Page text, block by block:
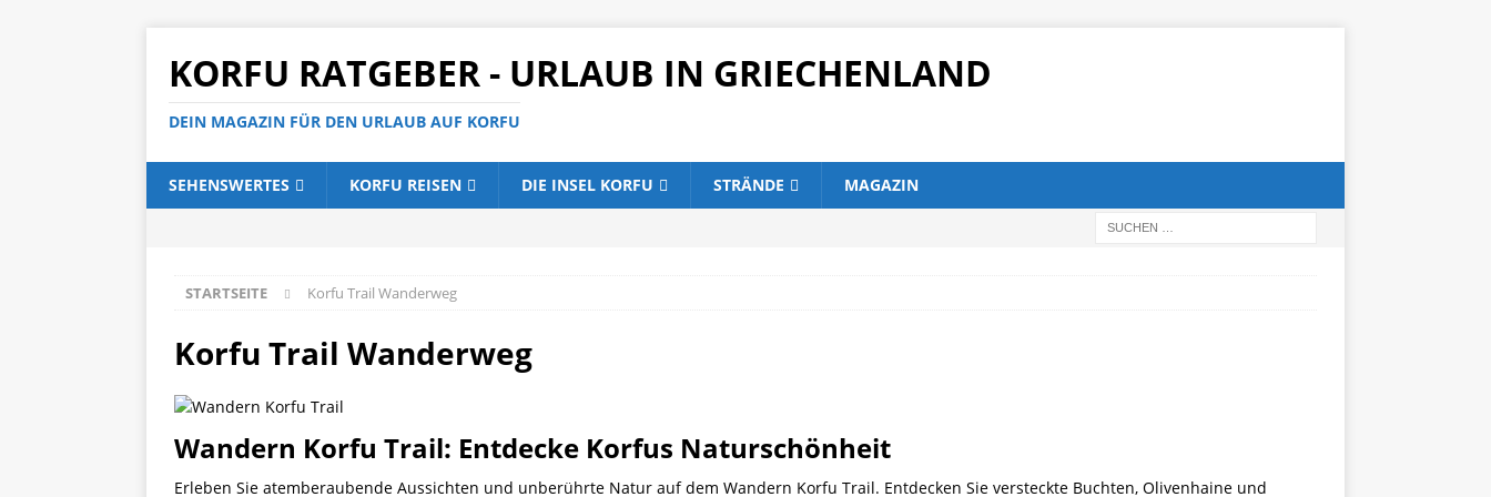
KORFU RATGEBER - URLAUB IN GRIECHENLAND
DEIN MAGAZIN FÜR DEN URLAUB AUF KORFU
SEHENSWERTES KORFU REISEN DIE INSEL KORFU STRÄNDE MAGAZIN
STARTSEITE Korfu Trail Wanderweg
Korfu Trail Wanderweg
Wandern Korfu Trail: Entdecke Korfus Naturschönheit
Erleben Sie atemberaubende Aussichten und unberührte Natur auf dem Wandern Korfu Trail. Entdecken Sie versteckte Buchten, Olivenhaine und